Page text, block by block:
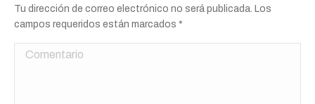
Tu dirección de correo electrónico no será publicada. Los
campos requeridos están marcados *
Comentario